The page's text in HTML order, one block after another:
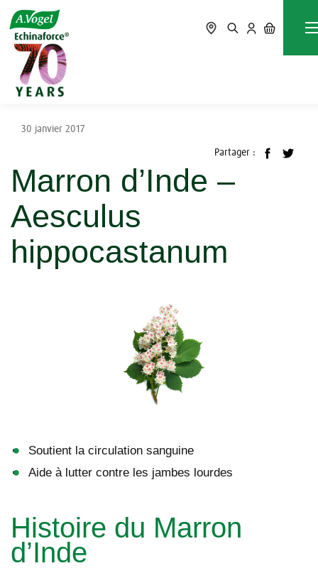
Accueil
Marron d’Inde – Aesculus hippocastanum
30 janvier 2017
Partager :
Marron d’Inde –
Aesculus
hippocastanum
Soutient la circulation sanguine
Aide à lutter contre les jambes lourdes
Histoire du Marron
d’Inde